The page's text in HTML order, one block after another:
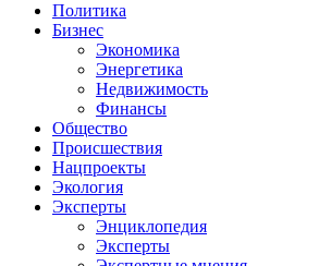
Политика
Бизнес
Экономика
Энергетика
Недвижимость
Финансы
Общество
Происшествия
Нацпроекты
Экология
Эксперты
Энциклопедия
Эксперты